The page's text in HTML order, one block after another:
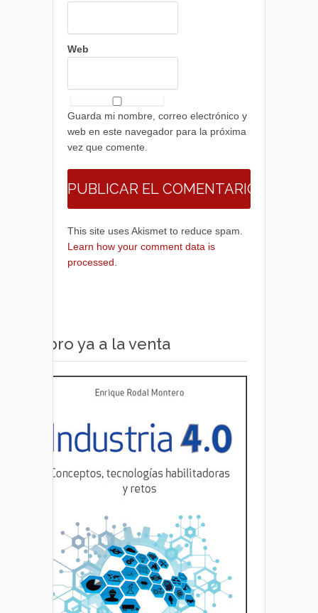
Web
Guarda mi nombre, correo electrónico y
web en este navegador para la próxima
vez que comente.
This site uses Akismet to reduce spam.
Learn how your comment data is
processed.
Libro ya a la venta